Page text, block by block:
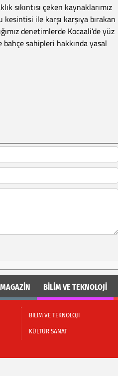
sıkıntısı çeken kaynaklarımız
ile karşı karşıya bırakan
denetimlerde Kocaali’de yüz
sahipleri hakkında yasal
MAGAZİN BİLİM VE TEKNOLOJİ
BİLİM VE TEKNOLOJİ
KÜLTÜR SANAT